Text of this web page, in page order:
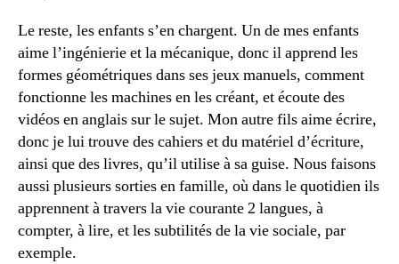
Le reste, les enfants s’en chargent. Un de mes enfants
aime l’ingénierie et la mécanique, donc il apprend les
formes géométriques dans ses jeux manuels, comment
fonctionne les machines en les créant, et écoute des
vidéos en anglais sur le sujet. Mon autre fils aime écrire,
donc je lui trouve des cahiers et du matériel d’écriture,
ainsi que des livres, qu’il utilise à sa guise. Nous faisons
aussi plusieurs sorties en famille, où dans le quotidien ils
apprennent à travers la vie courante 2 langues, à
compter, à lire, et les subtilités de la vie sociale, par
exemple.